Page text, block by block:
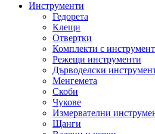
Инструменти
Гедорета
Клещи
Отвертки
Комплекти с
Режещи инструменти
Дърводелски
Менгемета
Скоби
Чукове
Измервателни
Щанги